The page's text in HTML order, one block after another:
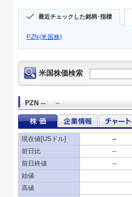
最近チェックした銘柄･指標
PZN(米国株)